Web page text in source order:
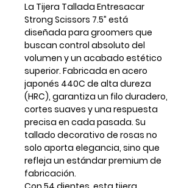
La Tijera Tallada Entresacar
Strong Scissors 7.5” está
diseñada para groomers que
buscan control absoluto del
volumen y un acabado estético
superior. Fabricada en acero
japonés 440C de alta dureza
(HRC), garantiza un filo duradero,
cortes suaves y una respuesta
precisa en cada pasada. Su
tallado decorativo de rosas no
solo aporta elegancia, sino que
refleja un estándar premium de
fabricación.